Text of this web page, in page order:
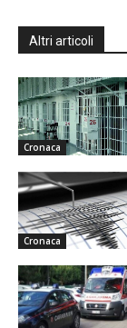
Altri articoli
Cronaca
Cronaca